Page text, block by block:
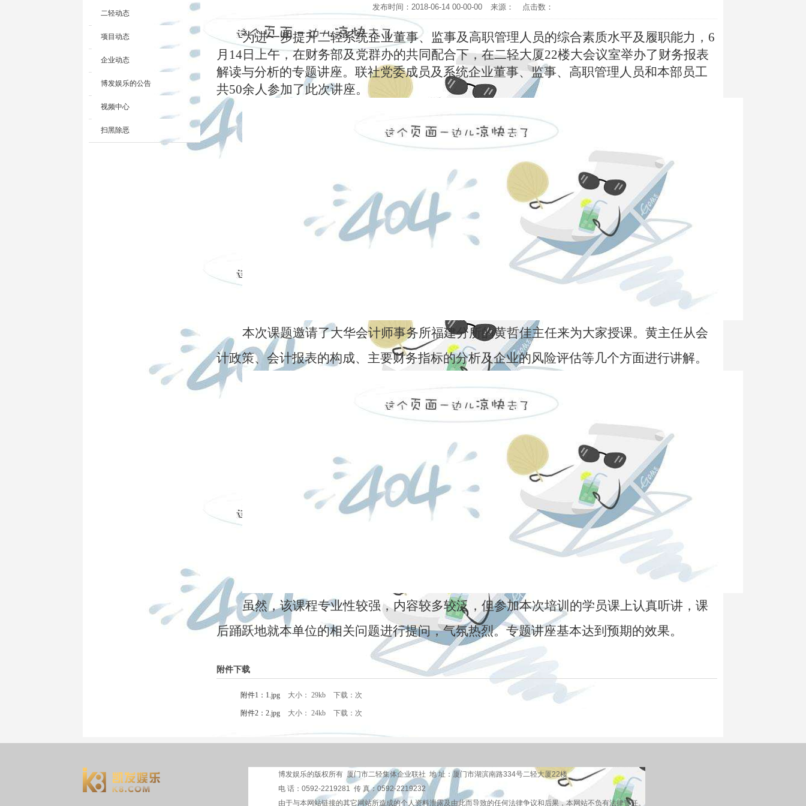
二轻动态
项目动态
企业动态
博发娱乐的公告
视频中心
扫黑除恶
发布时间：2018-06-14 00-00-00 来源： 点击数：
为进一步提升二轻系统企业董事、监事及高职管理人员的综合素质水平及履职能力， 6
月 14日上午，在财务部及党群办的共同配合下，在二轻大厦22楼大会议室举办了财务报表
解读与分析的专题讲座。联社党委成员及系统企业董事、监事、高职管理人员和本部员工
共50余人参加了此次讲座。
本次课题邀请了大华会计师事务所福建分所的黄哲佳主任来为大家授课。黄主任从会
计政策、会计报表的构成、主要财务指标的分析及企业的风险评估等几个方面进行讲解。
虽然，该课程专业性较强，内容较多较泛，但参加本次培训的学员课上认真听讲，课
后踊跃地就本单位的相关问题进行提问，气氛热烈。专题讲座基本达到预期的效果。
附件下载
附件1：1.jpg 大小： 29kb 下载：次
附件2：2.jpg 大小： 24kb 下载：次
博发娱乐的版权所有 厦门市二轻集体企业联社 地 址：厦门市湖滨南路334号二轻大厦22楼
电 话：0592-2219281 传 真：0592-2219232
由于与本网站链接的其它网站所造成的个人资料泄露及由此而导致的任何法律争议和后果，本网站不负有法律责任。